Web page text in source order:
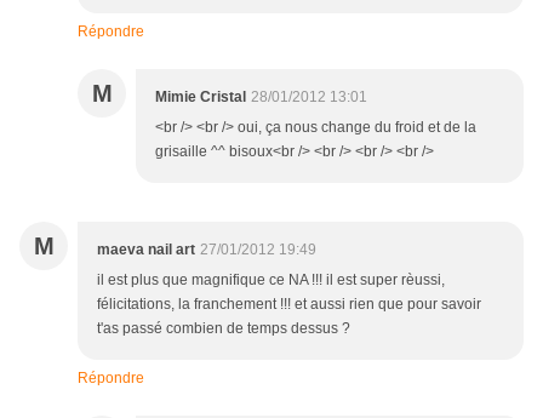
Répondre
M Mimie Cristal 28/01/2012 13:01
<br /> <br /> oui, ça nous change du froid et de la
grisaille ^^ bisoux<br /> <br /> <br /> <br />
M maeva nail art 27/01/2012 19:49
il est plus que magnifique ce NA !!! il est super rèussi,
félicitations, la franchement !!! et aussi rien que pour savoir
t'as passé combien de temps dessus ?
Répondre